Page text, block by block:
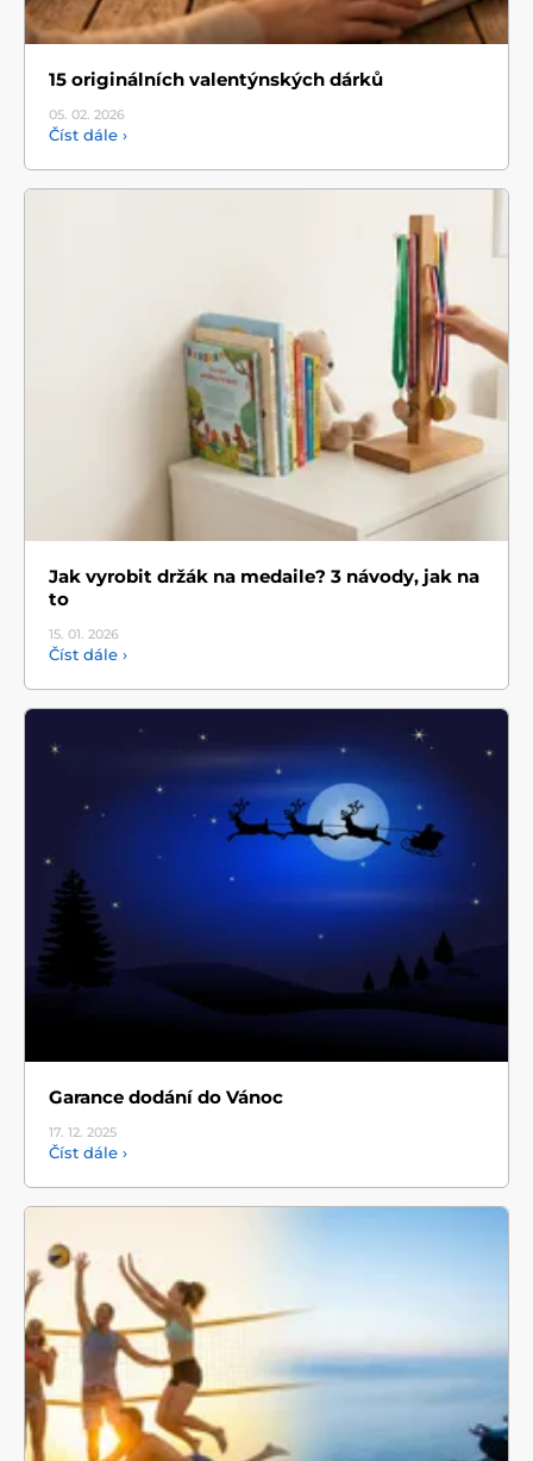
15 originálních valentýnských dárků
05. 02. 2026
Číst dále ›
Jak vyrobit držák na medaile? 3 návody, jak na
to
15. 01. 2026
Číst dále ›
Garance dodání do Vánoc
17. 12. 2025
Číst dále ›